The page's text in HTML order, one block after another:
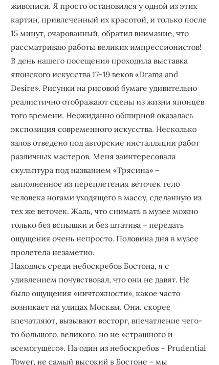
живописи. Я просто остановился у одной из этих
картин, привлеченный их красотой, и только после
15 минут, очарованный, обратил внимание, что
рассматриваю работы великих импрессионистов!
В день нашего посещения проходила выставка
японского искусства 17-19 веков «Drama and
Desire». Рисунки на рисовой бумаге удивительно
реалистично отображают сцены из жизни японцев
того времени. Неожиданно обширной оказалась
экспозиция современного искусства. Несколько
залов отведено под авторские инсталляции работ
различных мастеров. Меня заинтересовала
скульптура под названием «Трясина» –
выполненное из переплетения веточек тело
человека ногами уходящего в массу, сделанную из
тех же веточек. Жаль, что снимать в музее можно
только без вспышки и без штатива – передать
ощущения очень непросто. Половина дня в музее
пролетела незаметно.
Находясь среди небоскребов Бостона, я с
удивлением почувствовал, что они не давят. Не
было ощущения «ничтожности», какое часто
возникает на улицах Москвы. Они, скорее
впечатляют, вызывают восторг, впечатление чего-
то большого, великого, но не «страшного и
всемогущего». На один из небоскребов – Prudential
Tower, не самый высокий в Бостоне – мы